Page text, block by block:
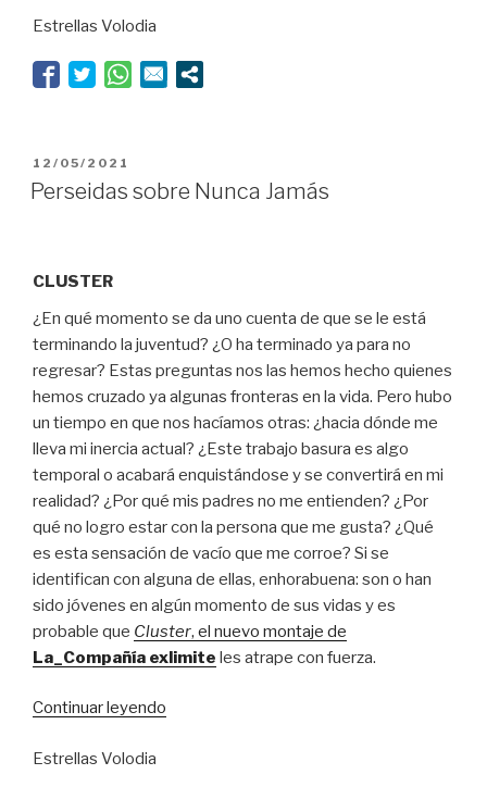
Estrellas Volodia
PUBLICADO
EL
12/05/2021
Perseidas sobre Nunca Jamás
CLUSTER
¿En qué momento se da uno cuenta de que se le está
terminando la juventud? ¿O ha terminado ya para no
regresar? Estas preguntas nos las hemos hecho quienes
hemos cruzado ya algunas fronteras en la vida. Pero hubo
un tiempo en que nos hacíamos otras: ¿hacia dónde me
lleva mi inercia actual? ¿Este trabajo basura es algo
temporal o acabará enquistándose y se convertirá en mi
realidad? ¿Por qué mis padres no me entienden? ¿Por
qué no logro estar con la persona que me gusta? ¿Qué
es esta sensación de vacío que me corroe? Si se
identifican con alguna de ellas, enhorabuena: son o han
sido jóvenes en algún momento de sus vidas y es
probable que Cluster, el nuevo montaje de
La_Compañía exlimite les atrape con fuerza.
Continuar leyendo
Estrellas Volodia